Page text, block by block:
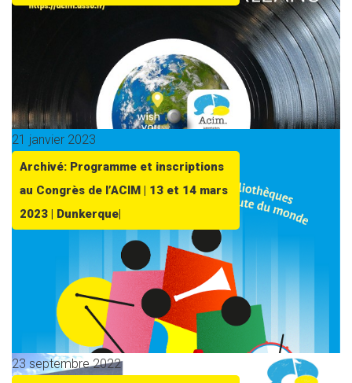
21 janvier 2023
Archivé: Programme et inscriptions
au Congrès de l’ACIM | 13 et 14 mars
2023 | Dunkerque|
23 septembre 2022